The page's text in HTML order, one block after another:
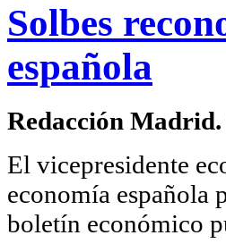
Solbes
española
Redacción
El vicepresidente
economía española
boletín económico